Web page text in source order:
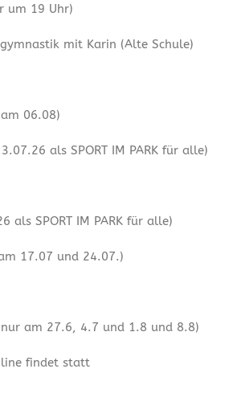
um 19 Uhr)
mit Karin (Alte Schule)
06.08)
als SPORT IM PARK für alle)
als SPORT IM PARK für alle)
17.07 und 24.07.)
am 27.6, 4.7 und 1.8 und 8.8)
findet statt